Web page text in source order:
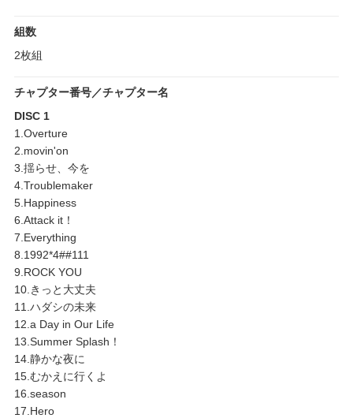
組数
2枚組
チャプター番号／チャプター名
DISC 1
1.Overture
2.movin'on
3.揺らせ、今を
4.Troublemaker
5.Happiness
6.Attack it！
7.Everything
8.1992*4##111
9.ROCK YOU
10.きっと大丈夫
11.ハダシの未来
12.a Day in Our Life
13.Summer Splash！
14.静かな夜に
15.むかえに行くよ
16.season
17.Hero